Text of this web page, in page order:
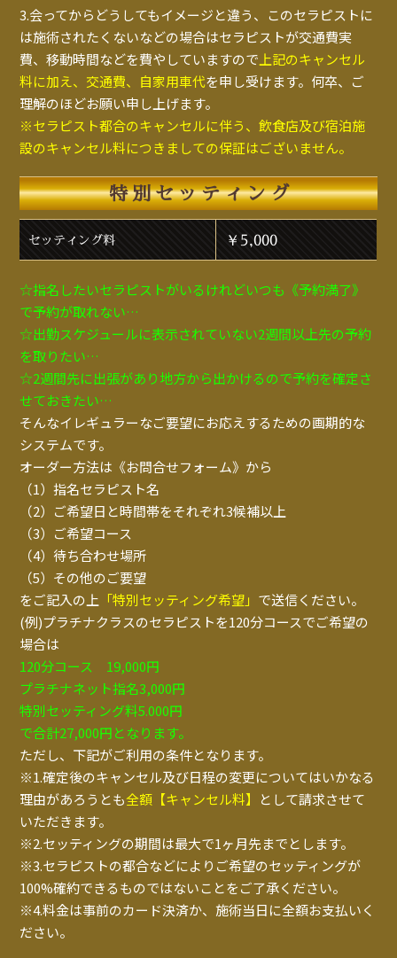
3.会ってからどうしてもイメージと違う、このセラピストに
は施術されたくないなどの場合はセラピストが交通費実
費、移動時間などを費やしていますので 上記のキャンセル
料に加え、交通費、自家用車代を申し受けます。何卒、ご
理解のほどお願い申し上げます。
※セラピスト都合のキャンセルに伴う、飲食店及び宿泊施
設のキャンセル料につきましての保証はございません。
特別セッティング
セッティング料 ￥5,000
☆指名したいセラピストがいるけれどいつも《予約満了》
で予約が取れない…
☆出勤スケジュールに表示されていない2週間以上先の予約
を取りたい…
☆2週間先に出張があり地方から出かけるので予約を確定さ
せておきたい…
そんなイレギュラーなご要望にお応えするための画期的な
システムです。
オーダー方法は《お問合せフォーム》から
（1）指名セラピスト名
（2）ご希望日と時間帯をそれぞれ3候補以上
（3）ご希望コース
（4）待ち合わせ場所
（5）その他のご要望
をご記入の上 「特別セッティング希望」 で送信ください。
(例)プラチナクラスのセラピストを120分コースでご希望の
場合は
120分コース 19,000円
プラチナネット指名3,000円
特別セッティング料5.000円
で合計27,000円となります。
ただし、下記がご利用の条件となります。
※1.確定後のキャンセル及び日程の変更についてはいかなる
理由があろうとも全額【キャンセル料】
として請求させて
いただきます。
※2.セッティングの期間は最大で1ヶ月先までとします。
※3.セラピストの都合などによりご希望のセッティングが
100%確約できるものではないことをご了承ください。
※4.料金は事前のカード決済か、施術当日に全額お支払いく
ださい。